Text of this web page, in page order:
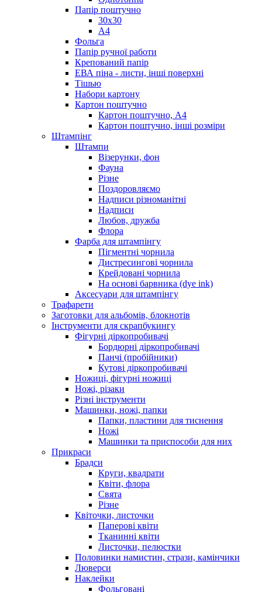
Папір поштучно
30х30
А4
Фольга
Папір ручної работи
Крепований папір
ЕВА піна - листи, інші поверхні
Тішью
Набори картону
Картон поштучно
Картон поштучно, А4
Картон поштучно, інші розміри
Штампінг
Штампи
Візерунки, фон
Фауна
Різне
Поздоровляємо
Надписи різноманітні
Надписи
Любов, дружба
Флора
Фарба для штампінгу
Пігментні чорнила
Дистресингові чорнила
Крейдовані чорнила
На основі барвника (dye ink)
Аксесуари для штампінгу
Трафарети
Заготовки для альбомів, блокнотів
Інструменти для скрапбукингу
Фігурні діркопробивачі
Бордюрні діркопробивачі
Панчі (пробійники)
Кутові діркопробивачі
Ножиці, фігурні ножиці
Ножі, різаки
Різні інструменти
Машинки, ножі, папки
Папки, пластини для тиснення
Ножі
Машинки та приспособи для них
Прикраси
Брадси
Круги, квадрати
Квіти, флора
Свята
Різне
Квіточки, листочки
Паперові квіти
Тканинні квіти
Листочки, пелюстки
Половинки намистин, стрази, камінчики
Люверси
Наклейки
Фольговані